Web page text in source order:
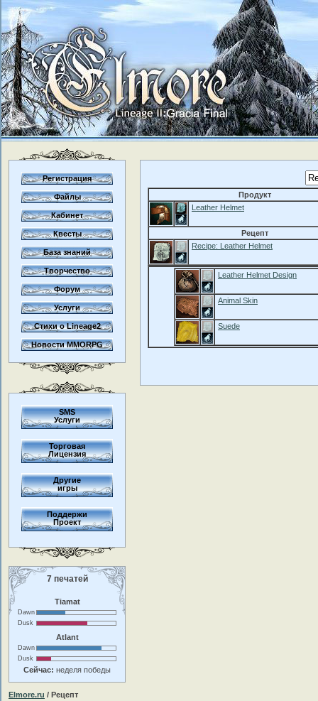
Регистрация
Файлы
Кабинет
Квесты
База знаний
Творчество
Форум
Услуги
Стихи о Lineage2
Новости MMORPG
SMS
Услуги
Торговая
Лицензия
Другие
игры
Поддержи
Проект
7 печатей
Tiamat
Dawn
Dusk
Atlant
Dawn
Dusk
Сейчас: неделя победы
Продукт
Leather Helmet
Рецепт
Recipe: Leather Helmet
Leather Helmet Design
Animal Skin
Suede
Elmore.ru / Рецепт